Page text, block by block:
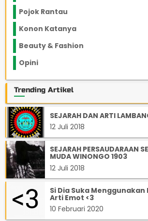
Pojok Rantau
Konon Katanya
Beauty & Fashion
Opini
Trending Artikel
SEJARAH DAN ARTI
12 Juli 2018
SEJARAH PERSAUDARAAN
MUDA WINONGO 1903
12 Juli 2018
Si Dia Suka Menggunakan
Arti Emot <3
10 Februari 2020